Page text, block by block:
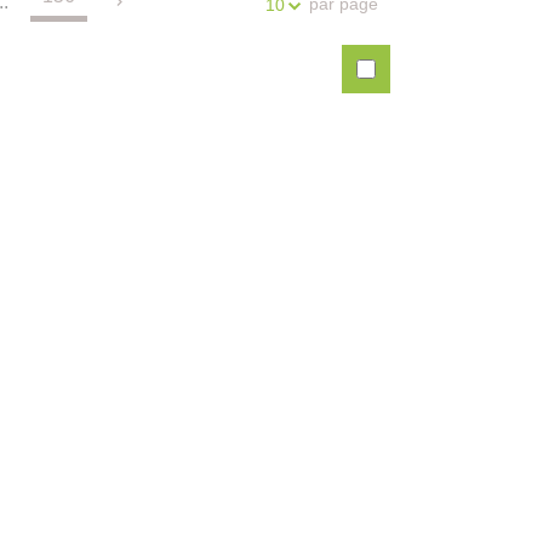
10 par page